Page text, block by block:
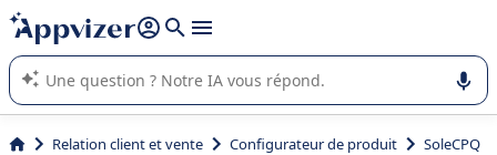
répondre (plusieurs lignes avec
L'IA de Appvizer vous guide dans l'utilisation ou la sélection de
logiciel SaaS en entreprise.
Relation client et vente Configurateur de produit SoleCPQ